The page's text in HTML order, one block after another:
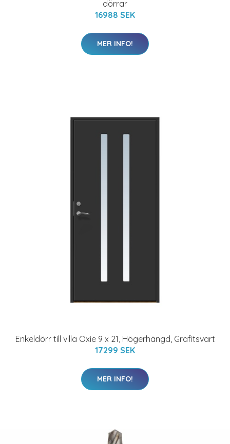
dörrar
16988 SEK
MER INFO!
Enkeldörr till villa Oxie 9 x 21, Högerhängd, Grafitsvart
17299 SEK
MER INFO!